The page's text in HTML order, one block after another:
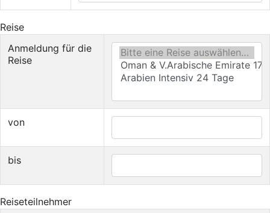
Reise
Anmeldung für die
Reise
von
bis
Reiseteilnehmer